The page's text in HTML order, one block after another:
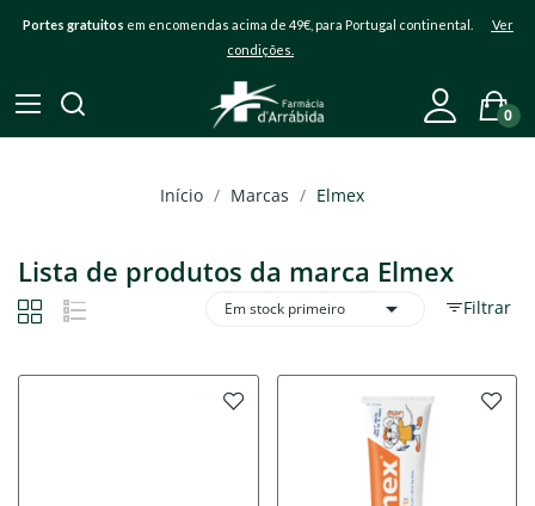
Portes gratuitos em encomendas acima de 49€, para Portugal continental. Ver
condições.
0
Início Marcas Elmex
Lista de produtos da marca Elmex
Filtrar
Em stock primeiro 